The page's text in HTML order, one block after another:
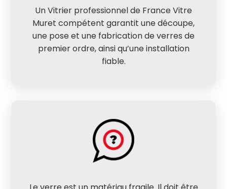
Un Vitrier professionnel de France Vitre
Muret compétent garantit une découpe,
une pose et une fabrication de verres de
premier ordre, ainsi qu’une installation
fiable.